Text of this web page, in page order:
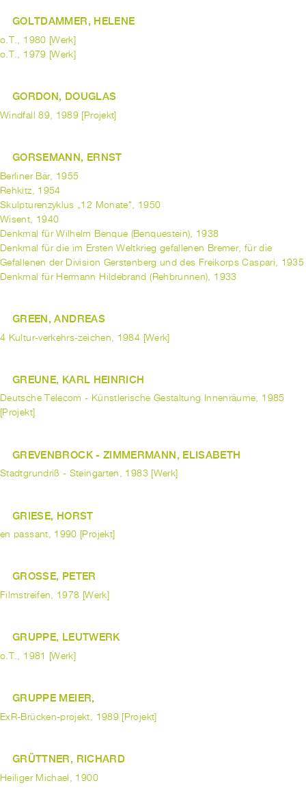
GOLTDAMMER, HELENE
o.T., 1980 [Werk]
o.T., 1979 [Werk]
GORDON, DOUGLAS
Windfall 89, 1989 [Projekt]
GORSEMANN, ERNST
Berliner Bär, 1955
Rehkitz, 1954
Skulpturenzyklus „12 Monate", 1950
Wisent, 1940
Denkmal für Wilhelm Benque (Benquestein), 1938
Denkmal für die im Ersten Weltkrieg gefallenen Bremer, für die
Gefallenen der Division Gerstenberg und des Freikorps Caspari, 1935
Denkmal für Hermann Hildebrand (Rehbrunnen), 1933
GREEN, ANDREAS
4 Kultur-verkehrs-zeichen, 1984 [Werk]
GREUNE, KARL HEINRICH
Deutsche Telecom - Künstlerische Gestaltung Innenräume, 1985
[Projekt]
GREVENBROCK - ZIMMERMANN, ELISABETH
Stadtgrundriß - Steingarten, 1983 [Werk]
GRIESE, HORST
en passant, 1990 [Projekt]
GROSSE, PETER
Filmstreifen, 1978 [Werk]
GRUPPE, LEUTWERK
o.T., 1981 [Werk]
GRUPPE MEIER,
ExR-Brücken-projekt, 1989 [Projekt]
GRÜTTNER, RICHARD
Heiliger Michael, 1900